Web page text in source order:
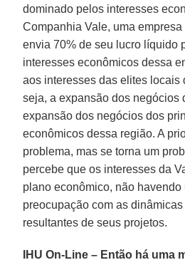
dominado pelos interesses
Companhia Vale, uma
envia 70% de seu lucro líquido
interesses econômicos dessa
aos interesses das elites locais
seja, a expansão dos negócios
expansão dos negócios dos
econômicos dessa região. A
problema, mas se torna um
percebe que os interesses da
plano econômico, não
preocupação com as
resultantes de seus projetos.
IHU On-Line – Então há uma